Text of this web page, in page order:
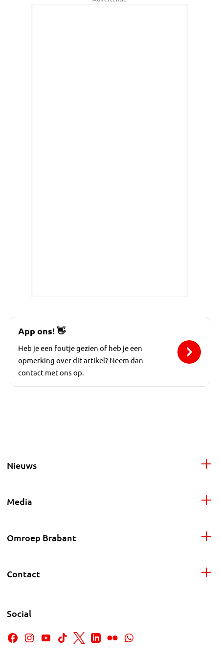
App ons!👋
Heb je een foutje gezien of heb je een
opmerking over dit artikel? Neem dan
contact met ons op.
Nieuws
Media
Omroep Brabant
Contact
Social